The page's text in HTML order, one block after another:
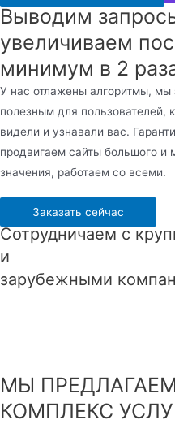
Выводим
увеличиваем
минимум в 2
У нас отлажены алгоритмы, мы
полезным для пользователей,
видели и узнавали вас.
продвигаем сайты большого
значения, работаем со всеми.
Заказать сейчас
Сотрудничаем с
и
зарубежными
МЫ ПРЕДЛАГАЕМ
КОМПЛЕКС